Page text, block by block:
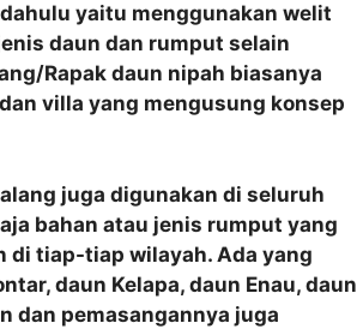
yaitu menggunakan welit
daun dan rumput selain
Rapak daun nipah biasanya
villa yang mengusung konsep
juga digunakan di seluruh
bahan atau jenis rumput yang
di tiap-tiap wilayah. Ada yang
daun Kelapa, daun Enau, daun
dan pemasangannya juga